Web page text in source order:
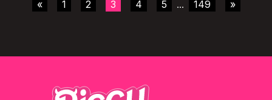
« 1 2 3 4 5 ... 149 »